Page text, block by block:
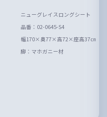
ニューグレイスロングシート
品番：02-0645-S4
幅170×奥77×高72×座高37㎝
脚：マホガニー材